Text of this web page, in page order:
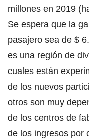
millones en 2019
Se espera que la
pasajero sea de $
es una región de
cuales están
de los nuevos
otros son muy
de los centros de
de los ingresos por